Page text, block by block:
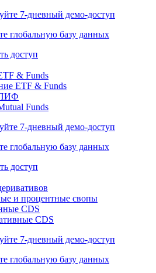
7-дневный демо-доступ
глобальную базу данных
доступ
& Funds
ETF & Funds
Funds
7-дневный демо-доступ
глобальную базу данных
доступ
и процентные свопы
CDS
CDS
7-дневный демо-доступ
глобальную базу данных